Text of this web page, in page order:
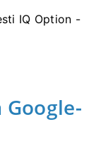
IQ Option -